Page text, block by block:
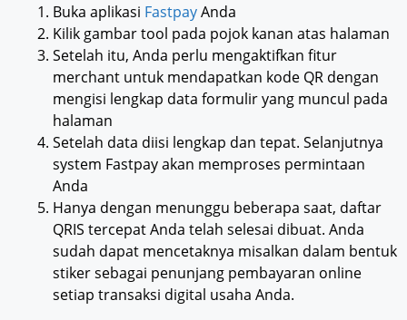
Buka aplikasi FastpayAnda
Kilik gambar tool pada pojok kanan atas halaman
Setelah itu, Anda perlu mengaktifkan fitur
merchant untuk mendapatkan kode QR dengan
mengisi lengkap data formulir yang muncul pada
halaman
Setelah data diisi lengkap dan tepat. Selanjutnya
system Fastpay akan memproses permintaan
Anda
Hanya dengan menunggu beberapa saat, daftar
QRIS tercepat Anda telah selesai dibuat. Anda
sudah dapat mencetaknya misalkan dalam bentuk
stiker sebagai penunjang pembayaran online
setiap transaksi digital usaha Anda.